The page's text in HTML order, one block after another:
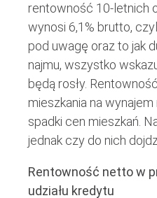
rentowność 10-letnich
wynosi 6,1% brutto,
pod uwagę oraz to jak
najmu, wszystko
będą rosły.
mieszkania na
spadki cen mieszkań.
jednak czy do nich
Rentowność netto w
udziału kredytu